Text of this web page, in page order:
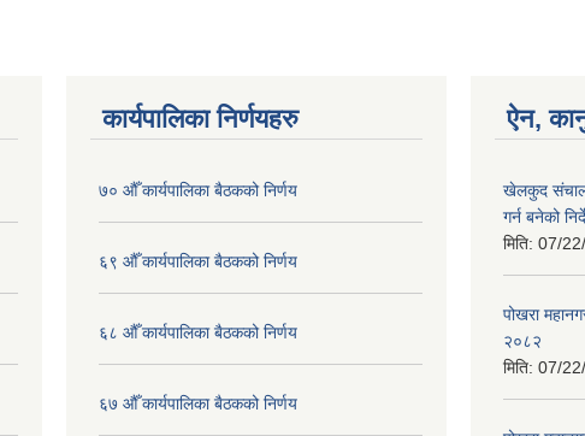
कार्यपालिका निर्णयहरु
७० औँ कार्यपालिका बैठकको निर्णय
६९ औँ कार्यपालिका बैठकको निर्णय
६८ औँ कार्यपालिका बैठकको निर्णय
६७ औँ कार्यपालिका बैठकको निर्णय
ऐन,
खेलकुद
गर्न बनेको
मिति: 07/
पोखरा
२०८२
मिति: 07/